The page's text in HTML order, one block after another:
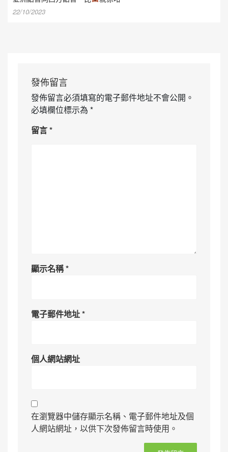
22/10/2023
發佈留言
發佈留言必須填寫的電子郵件地址不會公開。
必填欄位標示為 *
留言*
顯示名稱*
電子郵件地址*
個人網站網址
在瀏覽器中儲存顯示名稱、電子郵件地址及個
人網站網址，以供下次發佈留言時使用。